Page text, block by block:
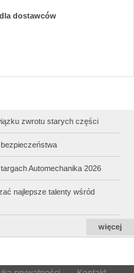
dostawców
zwrotu starych części
Automechanika 2026
najlepsze talenty wśród
więcej